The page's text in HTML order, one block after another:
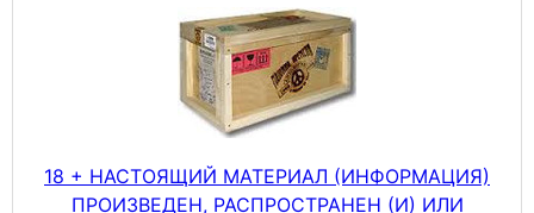
18 + НАСТОЯЩИЙ МАТЕРИАЛ (ИНФОРМАЦИЯ)
ПРОИЗВЕДЕН, РАСПРОСТРАНЕН (И) ИЛИ